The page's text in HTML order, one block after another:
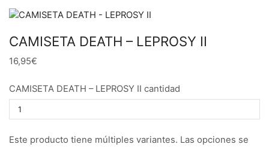
CAMISETA DEATH – LEPROSY II
16,95€
CAMISETA DEATH – LEPROSY II cantidad
Este producto tiene múltiples variantes. Las opciones se